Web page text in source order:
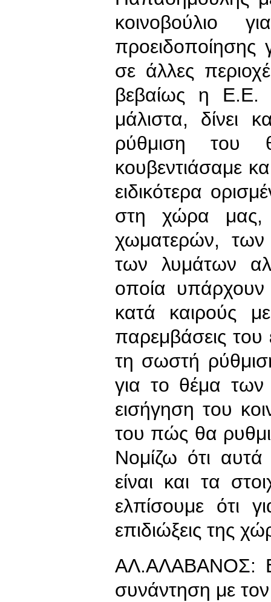
κοινοβούλιο
προειδοποίησης
σε άλλες
βεβαίως η Ε.Ε.
μάλιστα, δίνει
ρύθμιση του
κουβεντιάσαμε
ειδικότερα
στη χώρα μας,
χωματερών,
των λυμάτων
οποία
κατά καιρούς
παρεμβάσεις του
τη σωστή
για το θέμα των
εισήγηση του
του πώς θα
Νομίζω ότι
είναι και τα
ελπίσουμε ότι
επιδιώξεις της
ΑΛ.ΑΛΑΒΑΝΟΣ:
συνάντηση με